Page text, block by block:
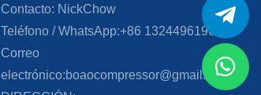
Contacto: NickChow
Teléfono / WhatsApp:+86 13244961960
Correo
electrónico:boaocompressor@gmail.com